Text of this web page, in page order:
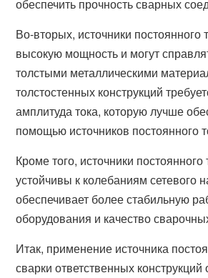
обеспечить прочность сварных
Во-вторых, источники постоянного
высокую мощность и могут
толстыми металлическими
толстостенных конструкций
амплитуда тока, которую лучше
помощью источников постоянного
Кроме того, источники постоянного
устойчивы к колебаниям сетевого
обеспечивает более стабильную
оборудования и качество
Итак, применение источника
сварки ответственных конструкций